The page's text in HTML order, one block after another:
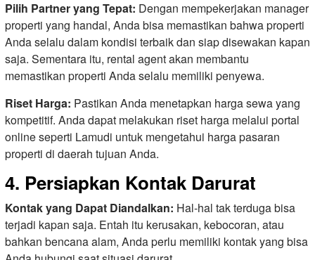
Pilih Partner yang Tepat: Dengan mempekerjakan manager
properti yang handal, Anda bisa memastikan bahwa properti
Anda selalu dalam kondisi terbaik dan siap disewakan kapan
saja. Sementara itu, rental agent akan membantu
memastikan properti Anda selalu memiliki penyewa.
Riset Harga: Pastikan Anda menetapkan harga sewa yang
kompetitif. Anda dapat melakukan riset harga melalui portal
online seperti Lamudi untuk mengetahui harga pasaran
properti di daerah tujuan Anda.
4. Persiapkan Kontak Darurat
Kontak yang Dapat Diandalkan: Hal-hal tak terduga bisa
terjadi kapan saja. Entah itu kerusakan, kebocoran, atau
bahkan bencana alam, Anda perlu memiliki kontak yang bisa